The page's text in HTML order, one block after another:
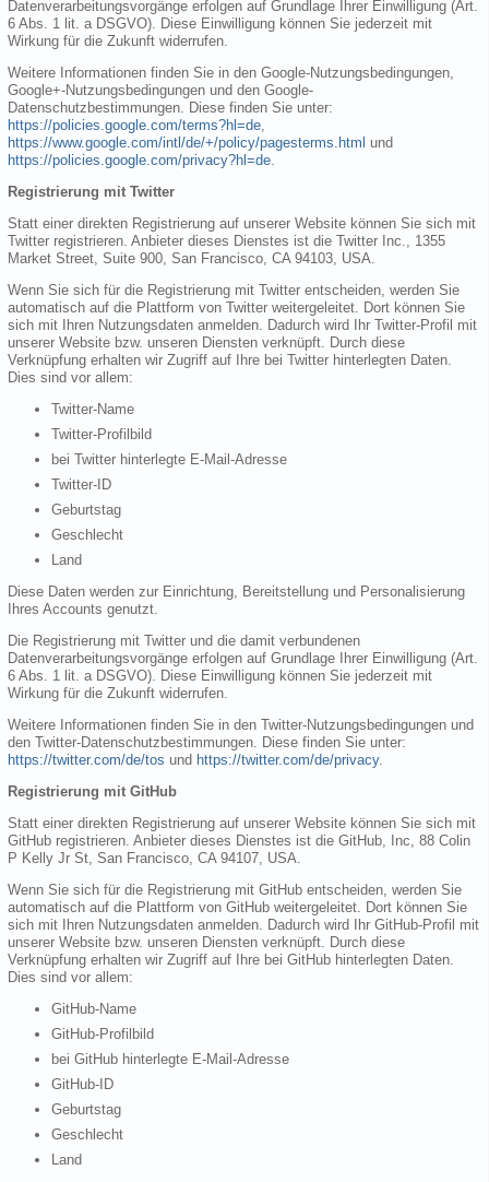
Datenverarbeitungsvorgänge erfolgen auf Grundlage Ihrer Einwilligung (Art.
6 Abs. 1 lit. a DSGVO). Diese Einwilligung können Sie jederzeit mit
Wirkung für die Zukunft widerrufen.
Weitere Informationen finden Sie in den Google-Nutzungsbedingungen,
Google+-Nutzungsbedingungen und den Google-
Datenschutzbestimmungen. Diese finden Sie unter:
https://policies.google.com/terms?hl=de,
https://www.google.com/intl/de/+/policy/pagesterms.html und
https://policies.google.com/privacy?hl=de.
Registrierung mit Twitter
Statt einer direkten Registrierung auf unserer Website können Sie sich mit
Twitter registrieren. Anbieter dieses Dienstes ist die Twitter Inc., 1355
Market Street, Suite 900, San Francisco, CA 94103, USA.
Wenn Sie sich für die Registrierung mit Twitter entscheiden, werden Sie
automatisch auf die Plattform von Twitter weitergeleitet. Dort können Sie
sich mit Ihren Nutzungsdaten anmelden. Dadurch wird Ihr Twitter-Profil mit
unserer Website bzw. unseren Diensten verknüpft. Durch diese
Verknüpfung erhalten wir Zugriff auf Ihre bei Twitter hinterlegten Daten.
Dies sind vor allem:
Twitter-Name
Twitter-Profilbild
bei Twitter hinterlegte E-Mail-Adresse
Twitter-ID
Geburtstag
Geschlecht
Land
Diese Daten werden zur Einrichtung, Bereitstellung und Personalisierung
Ihres Accounts genutzt.
Die Registrierung mit Twitter und die damit verbundenen
Datenverarbeitungsvorgänge erfolgen auf Grundlage Ihrer Einwilligung (Art.
6 Abs. 1 lit. a DSGVO). Diese Einwilligung können Sie jederzeit mit
Wirkung für die Zukunft widerrufen.
Weitere Informationen finden Sie in den Twitter-Nutzungsbedingungen und
den Twitter-Datenschutzbestimmungen. Diese finden Sie unter:
https://twitter.com/de/tos und https://twitter.com/de/privacy.
Registrierung mit GitHub
Statt einer direkten Registrierung auf unserer Website können Sie sich mit
GitHub registrieren. Anbieter dieses Dienstes ist die GitHub, Inc, 88 Colin
P Kelly Jr St, San Francisco, CA 94107, USA.
Wenn Sie sich für die Registrierung mit GitHub entscheiden, werden Sie
automatisch auf die Plattform von GitHub weitergeleitet. Dort können Sie
sich mit Ihren Nutzungsdaten anmelden. Dadurch wird Ihr GitHub-Profil mit
unserer Website bzw. unseren Diensten verknüpft. Durch diese
Verknüpfung erhalten wir Zugriff auf Ihre bei GitHub hinterlegten Daten.
Dies sind vor allem:
GitHub-Name
GitHub-Profilbild
bei GitHub hinterlegte E-Mail-Adresse
GitHub-ID
Geburtstag
Geschlecht
Land